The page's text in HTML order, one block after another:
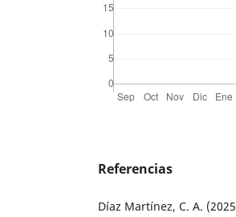
Referencias
Díaz Martínez, C. A.